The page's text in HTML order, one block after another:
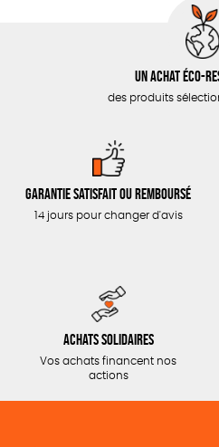
Un achat éco-
des produits
Garantie satisfait ou remboursé
14 jours pour changer d'avis
Achats solidaires
Vos achats financent nos
actions